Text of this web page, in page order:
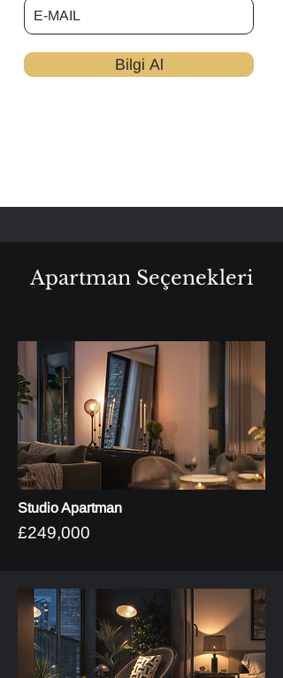
Bilgi Al
Apartman Seçenekleri
Studio Apartman
£249,000